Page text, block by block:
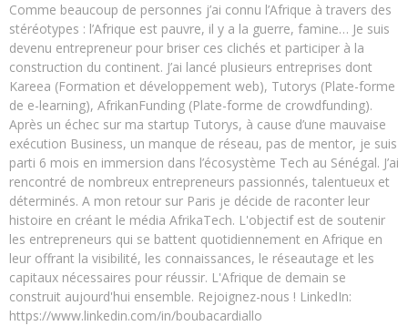
Comme beaucoup de personnes j’ai connu l’Afrique à travers des
stéréotypes : l’Afrique est pauvre, il y a la guerre, famine… Je suis
devenu entrepreneur pour briser ces clichés et participer à la
construction du continent. J’ai lancé plusieurs entreprises dont
Kareea (Formation et développement web), Tutorys (Plate-forme
de e-learning), AfrikanFunding (Plate-forme de crowdfunding).
Après un échec sur ma startup Tutorys, à cause d’une mauvaise
exécution Business, un manque de réseau, pas de mentor, je suis
parti 6 mois en immersion dans l’écosystème Tech au Sénégal. J’ai
rencontré de nombreux entrepreneurs passionnés, talentueux et
déterminés. A mon retour sur Paris je décide de raconter leur
histoire en créant le média AfrikaTech. L'objectif est de soutenir
les entrepreneurs qui se battent quotidiennement en Afrique en
leur offrant la visibilité, les connaissances, le réseautage et les
capitaux nécessaires pour réussir. L'Afrique de demain se
construit aujourd'hui ensemble. Rejoignez-nous ! LinkedIn:
https://www.linkedin.com/in/boubacardiallo